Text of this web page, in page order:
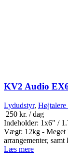
KV2 Audio
Lydudstyr,
250 kr. / dag
Indeholder: 1x6" /
Vægt: 12kg - Meget
arrangementer, samt
Læs mere